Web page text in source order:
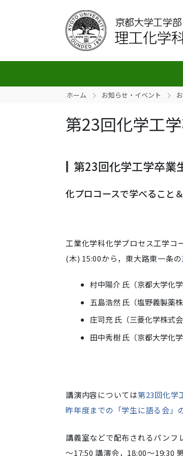
ホーム お知らせ・イベント
第23回化学工
第23回化学工学卒業
化プロコースで学べるこ
工業化学科化学プロセス工学コ
(木) 15:00から，東大路東一条の
村中陽介 氏（京都大学化
五島浩然 氏（塩野義製薬株
庄司充 氏（三菱化学株式会
田中秀樹 氏（京都大学化
講演内容については第23回化学
昨年度までの「学生に語る会」
講義室などで配布されるパンフ
～17:50 講演会，18:00～19:30